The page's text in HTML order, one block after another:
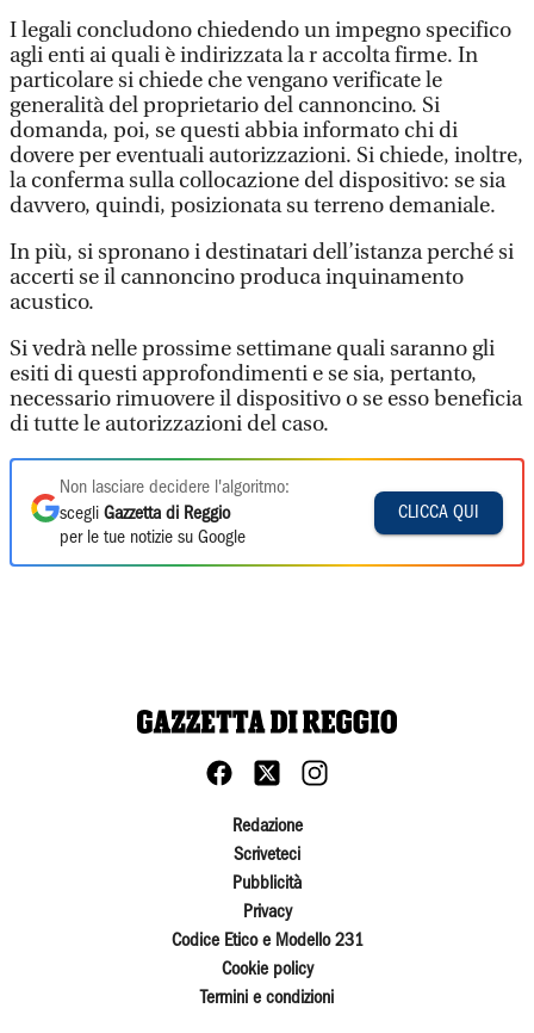
I legali concludono chiedendo un impegno specifico
agli enti ai quali è indirizzata la r accolta firme. In
particolare si chiede che vengano verificate le
generalità del proprietario del cannoncino. Si
domanda, poi, se questi abbia informato chi di
dovere per eventuali autorizzazioni. Si chiede, inoltre,
la conferma sulla collocazione del dispositivo: se sia
davvero, quindi, posizionata su terreno demaniale.
In più, si spronano i destinatari dell’istanza perché si
accerti se il cannoncino produca inquinamento
acustico.
Si vedrà nelle prossime settimane quali saranno gli
esiti di questi approfondimenti e se sia, pertanto,
necessario rimuovere il dispositivo o se esso beneficia
di tutte le autorizzazioni del caso.
Non lasciare decidere l'algoritmo:
scegli Gazzetta di Reggio
per le tue notizie su Google
CLICCA QUI
Redazione
Scriveteci
Pubblicità
Privacy
Codice Etico e Modello 231
Cookie policy
Termini e condizioni